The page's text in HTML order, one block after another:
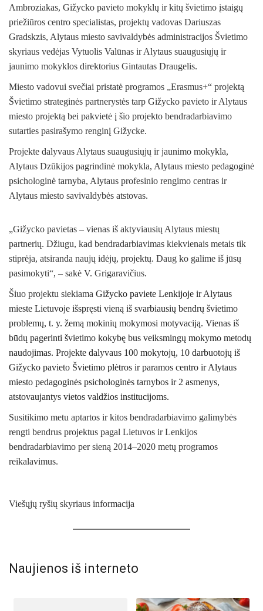
Ambroziakas, Gižycko pavieto mokyklų ir kitų švietimo įstaigų
priežiūros centro specialistas, projektų vadovas Dariuszas
Gradskzis, Alytaus miesto savivaldybės administracijos Švietimo
skyriaus vedėjas Vytuolis Valūnas ir Alytaus suaugusiųjų ir
jaunimo mokyklos direktorius Gintautas Draugelis.
Miesto vadovui svečiai pristatė programos „Erasmus+“ projektą
Švietimo strateginės partnerystės tarp Gižycko pavieto ir Alytaus
miesto projektą bei pakvietė į šio projekto bendradarbiavimo
sutarties pasirašymo renginį Gižycke.
Projekte dalyvaus Alytaus suaugusiųjų ir jaunimo mokykla,
Alytaus Dzūkijos pagrindinė mokykla, Alytaus miesto pedagoginė
psichologinė tarnyba, Alytaus profesinio rengimo centras ir
Alytaus miesto savivaldybės atstovas.
„Gižycko pavietas – vienas iš aktyviausių Alytaus miestų
partnerių. Džiugu, kad bendradarbiavimas kiekvienais metais tik
stiprėja, atsiranda naujų idėjų, projektų. Daug ko galime iš jūsų
pasimokyti“, – sakė V. Grigaravičius.
Šiuo projektu siekiama Gižycko paviete Lenkijoje ir Alytaus
mieste Lietuvoje išspręsti vieną iš svarbiausių bendrų švietimo
problemų, t. y. žemą mokinių mokymosi motyvaciją. Vienas iš
būdų pagerinti švietimo kokybę bus veiksmingų mokymo metodų
naudojimas. Projekte dalyvaus 100 mokytojų, 10 darbuotojų iš
Gižycko pavieto Švietimo plėtros ir paramos centro ir Alytaus
miesto pedagoginės psichologinės tarnybos ir 2 asmenys,
atstovaujantys vietos valdžios institucijoms.
Susitikimo metu aptartos ir kitos bendradarbiavimo galimybės
rengti bendrus projektus pagal Lietuvos ir Lenkijos
bendradarbiavimo per sieną 2014–2020 metų programos
reikalavimus.
Viešųjų ryšių skyriaus informacija
Naujienos iš interneto